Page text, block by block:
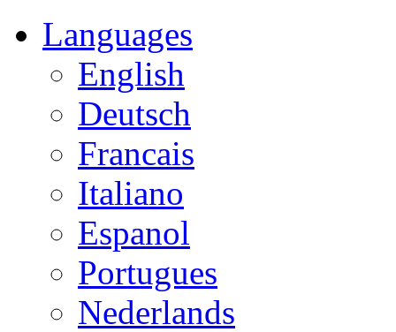
Languages
English
Deutsch
Francais
Italiano
Espanol
Portugues
Nederlands